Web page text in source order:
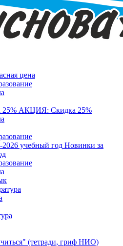
цена
АКЦИЯ: Скидка 25%
Новинки за